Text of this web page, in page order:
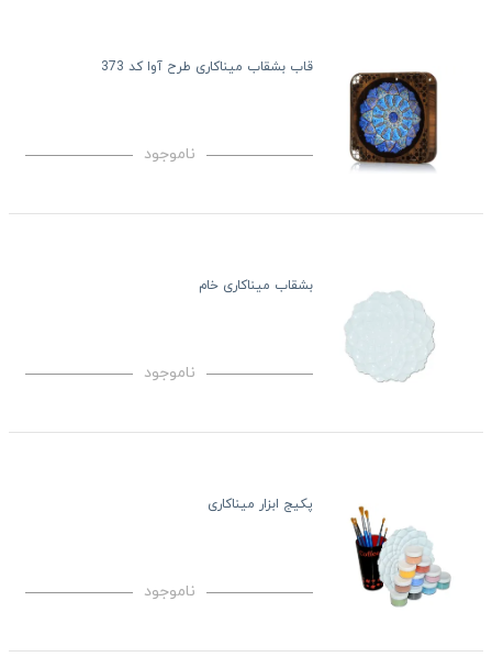
قاب بشقاب میناکاری طرح آوا کد 373
ناموجود
بشقاب میناکاری خام
ناموجود
پکیج ابزار میناکاری
ناموجود